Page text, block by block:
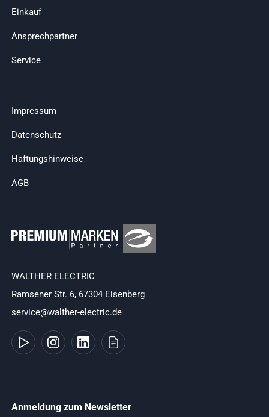
Einkauf
Ansprechpartner
Service
Impressum
Datenschutz
Haftungshinweise
AGB
WALTHER ELECTRIC
Ramsener Str. 6, 67304 Eisenberg
service@walther-electric.de
Anmeldung zum Newsletter